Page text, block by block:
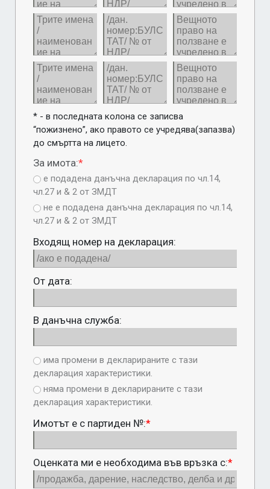
* - в последната колона се записва
“пожизнено”, ако правото се учредява(запазва)
до смъртта на лицето.
За имота:*
е подадена данъчна декларация по чл.14,
чл.27 и & 2 от ЗМДТ
не е подадена данъчна декларация по чл.14,
чл.27 и & 2 от ЗМДТ
Входящ номер на декларация:
От дата:
В данъчна служба:
има промени в декларираните с тази
декларация характеристики.
няма промени в декларираните с тази
декларация характеристики.
Имотът е с партиден №:*
Оценката ми е необходима във връзка с:*